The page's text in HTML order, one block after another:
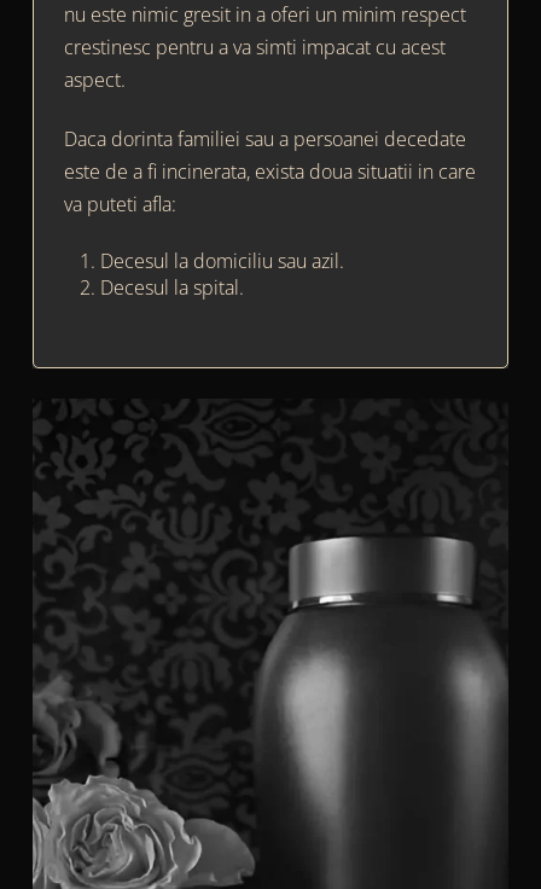
nu este nimic gresit in a oferi un minim respect
crestinesc pentru a va simti impacat cu acest
aspect.
Daca dorinta familiei sau a persoanei decedate
este de a fi incinerata, exista doua situatii in care
va puteti afla:
Decesul la domiciliu sau azil.
Decesul la spital.